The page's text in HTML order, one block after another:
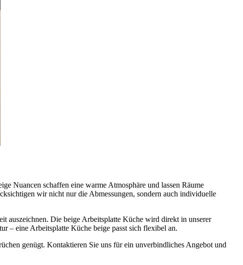
Nuancen schaffen eine warme Atmosphäre und lassen Räume
wir nicht nur die Abmessungen, sondern auch individuelle
auszeichnen. Die beige Arbeitsplatte Küche wird direkt in unserer
– eine Arbeitsplatte Küche beige passt sich flexibel an.
genügt. Kontaktieren Sie uns für ein unverbindliches Angebot und